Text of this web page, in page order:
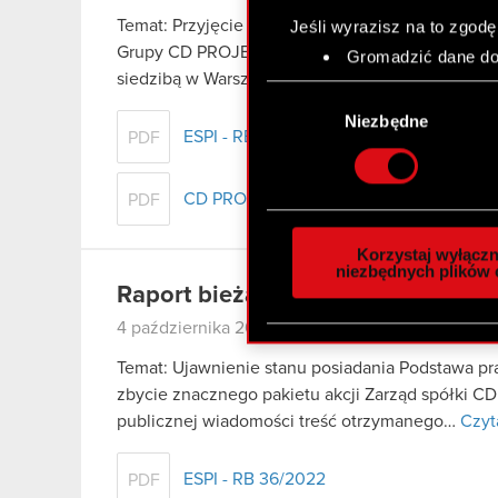
Jeśli wyrazisz na to
Gromadzić dane
Identyfikować
Dowiedz się więcej
szczegółów . W
Wykorzystujemy pliki
społecznościowym,
otrzymanymi od Ciebie
zgadasz się na używanie
Niezbędne
Korzystaj
niezbędnych plików
Temat: Przyjęcie przez Zarząd Strategicznych
Grupy CD PROJEKT Podstawa prawna: Art. 17
siedzibą w Warszawie („Spółka”) przekazuje do…
PDF ESPI - RB 37/2022
PDF CD PROJEKT Strategy Update
Raport bieżący nr 36/2022
4 października 2022
Temat: Ujawnienie stanu posiadania Podstawa
zbycie znacznego pakietu akcji Zarząd spółki
publicznej wiadomości treść otrzymanego…
PDF ESPI - RB 36/2022